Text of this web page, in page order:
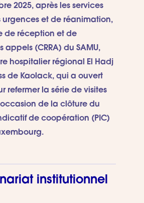
2025, après les services
urgences et de réanimation,
de réception et de
appels (CRRA) du SAMU,
hospitalier régional El Hadj
de Kaolack, qui a ouvert
refermer la série de visites
de la clôture du
de coopération (PIC)
institutionnel